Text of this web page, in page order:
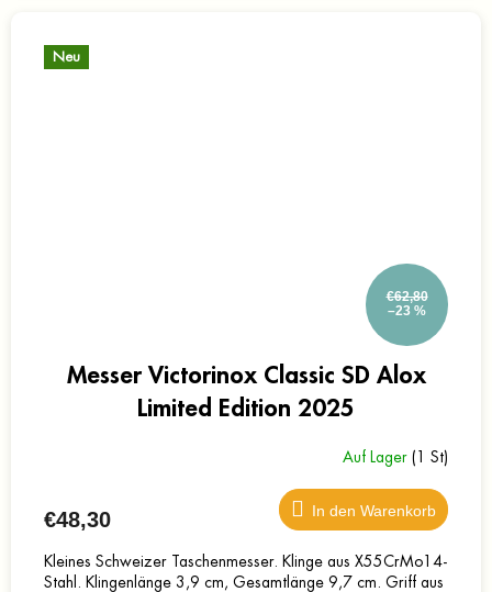
Neu
€62,80
–23 %
Messer Victorinox Classic SD Alox
Limited Edition 2025
Auf Lager (1 St)
€48,30 In den Warenkorb
Kleines Schweizer Taschenmesser. Klinge aus X55CrMo14-
Stahl. Klingenlänge 3,9 cm, Gesamtlänge 9,7 cm. Griff aus